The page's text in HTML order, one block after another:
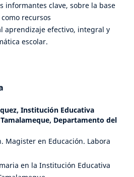
informantes clave, sobre la base
recursos
aprendizaje efectivo, integral y
escolar.
Institución Educativa
Departamento del
Magister en Educación. Labora
en la Institución Educativa